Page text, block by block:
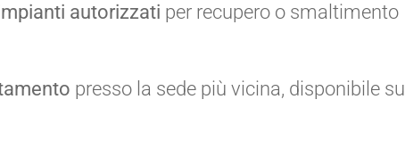
autorizzati per recupero o smaltimento
presso la sede più vicina, disponibile su